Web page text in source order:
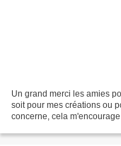
Un grand merci les amies
soit pour mes créations ou
concerne, cela